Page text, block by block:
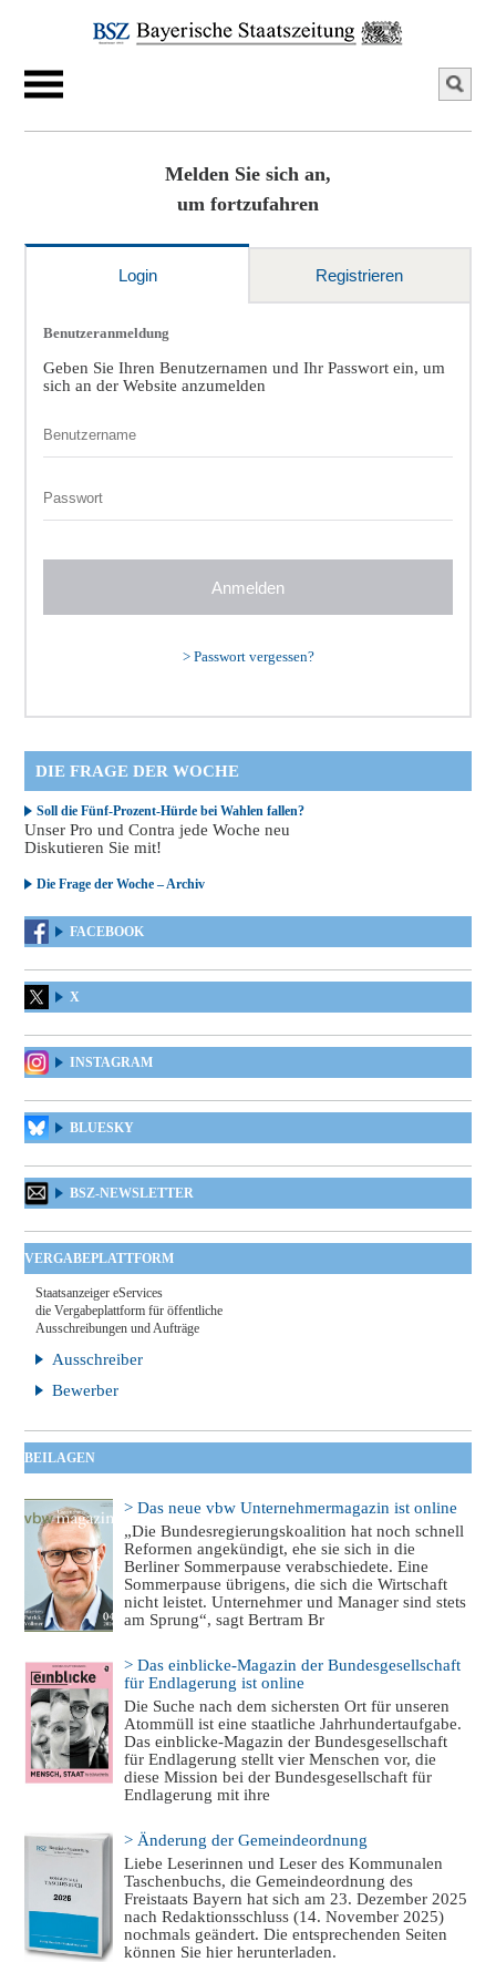
Melden Sie sich an,
um fortzufahren
Login Registrieren
Benutzeranmeldung
Geben Sie Ihren Benutzernamen und Ihr Passwort ein, um
sich an der Website anzumelden
> Passwort vergessen?
DIE FRAGE DER WOCHE
Soll die Fünf-Prozent-Hürde bei Wahlen fallen?
Unser Pro und Contra jede Woche neu
Diskutieren Sie mit!
Die Frage der Woche – Archiv
FACEBOOK
X
INSTAGRAM
BLUESKY
BSZ-NEWSLETTER
VERGABEPLATTFORM
Staatsanzeiger eServices
die Vergabeplattform für öffentliche
Ausschreibungen und Aufträge
Ausschreiber
Bewerber
BEILAGEN
> Das neue vbw Unternehmermagazin ist online
„Die Bundesregierungskoalition hat noch schnell
Reformen angekündigt, ehe sie sich in die
Berliner Sommerpause verabschiedete. Eine
Sommerpause übrigens, die sich die Wirtschaft
nicht leistet. Unternehmer und Manager sind stets
am Sprung“, sagt Bertram Br
> Das einblicke-Magazin der Bundesgesellschaft
für Endlagerung ist online
Die Suche nach dem sichersten Ort für unseren
Atommüll ist eine staatliche Jahrhundertaufgabe.
Das einblicke-Magazin der Bundesgesellschaft
für Endlagerung stellt vier Menschen vor, die
diese Mission bei der Bundesgesellschaft für
Endlagerung mit ihre
> Änderung der Gemeindeordnung
Liebe Leserinnen und Leser des Kommunalen
Taschenbuchs, die Gemeindeordnung des
Freistaats Bayern hat sich am 23. Dezember 2025
nach Redaktionsschluss (14. November 2025)
nochmals geändert. Die entsprechenden Seiten
können Sie hier herunterladen.